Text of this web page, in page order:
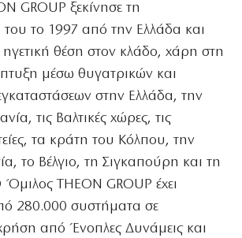
GROUP ξεκίνησε τη
το 1997 από την Ελλάδα και
ηγετική θέση στον κλάδο, χάρη στη
μέσω θυγατρικών και
στην Ελλάδα, την
τις Βαλτικές χώρες, τις
τα κράτη του Κόλπου, την
το Βέλγιο, τη Σιγκαπούρη και τη
THEON GROUP έχει
280.000 συστήματα σε
από Ένοπλες Δυνάμεις και